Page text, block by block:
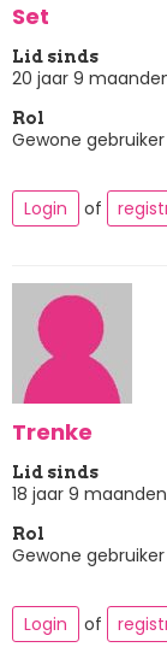
Set
Lid sinds
20 jaar 9
Rol
Gewone gebruiker
Login of
Trenke
Lid sinds
18 jaar 9 maanden
Rol
Gewone gebruiker
Login of